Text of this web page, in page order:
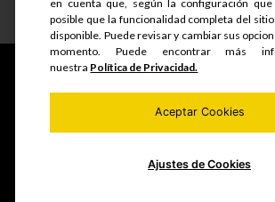
Ver detalle
Fabricamos y comercializamos productos seriados,
estructuras metálicas, realizamos mantenimiento de
especializada y mucho más.
en cuenta que, según la configuración que
posible que la funcionalidad completa del
disponible. Puede revisar y cambiar sus
momento. Puede encontrar más
nuestra Política de Privacidad.
Aceptar Cookies
Ajustes de Cookies